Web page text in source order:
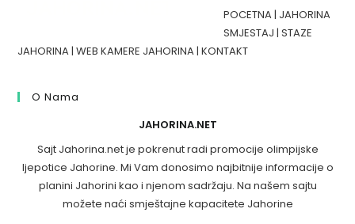
POCETNA| JAHORINA
SMJESTAJ |STAZE
JAHORINA|WEB KAMERE JAHORINA|KONTAKT
O Nama
JAHORINA.NET
Sajt Jahorina.net je pokrenut radi promocije olimpijske
ljepotice Jahorine. Mi Vam donosimo najbitnije informacije o
planini Jahorini kao i njenom sadržaju. Na našem sajtu
možete naći smještajne kapacitete Jahorine